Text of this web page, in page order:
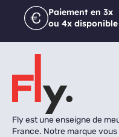
Paiement en 3x
ou 4x disponible
Fly est une enseigne de
France. Notre marque